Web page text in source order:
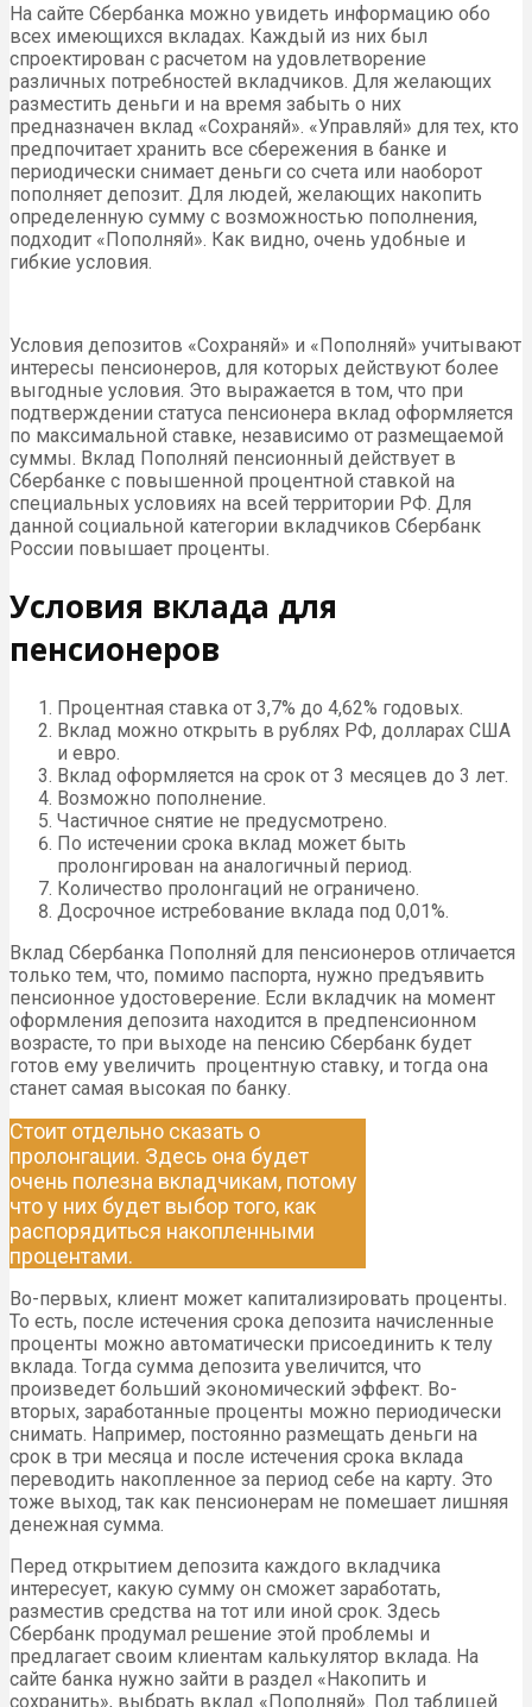
На сайте Сбербанка можно увидеть информацию обо
всех имеющихся вкладах. Каждый из них был
спроектирован с расчетом на удовлетворение
различных потребностей вкладчиков. Для желающих
разместить деньги и на время забыть о них
предназначен вклад «Сохраняй». «Управляй» для тех, кто
предпочитает хранить все сбережения в банке и
периодически снимает деньги со счета или наоборот
пополняет депозит. Для людей, желающих накопить
определенную сумму с возможностью пополнения,
подходит «Пополняй». Как видно, очень удобные и
гибкие условия.
Условия депозитов «Сохраняй» и «Пополняй» учитывают
интересы пенсионеров, для которых действуют более
выгодные условия. Это выражается в том, что при
подтверждении статуса пенсионера вклад оформляется
по максимальной ставке, независимо от размещаемой
суммы. Вклад Пополняй пенсионный действует в
Сбербанке с повышенной процентной ставкой на
специальных условиях на всей территории РФ. Для
данной социальной категории вкладчиков Сбербанк
России повышает проценты.
Условия вклада для
пенсионеров
Процентная ставка от 3,7% до 4,62% годовых.
Вклад можно открыть в рублях РФ, долларах США
и евро.
Вклад оформляется на срок от 3 месяцев до 3 лет.
Возможно пополнение.
Частичное снятие не предусмотрено.
По истечении срока вклад может быть
пролонгирован на аналогичный период.
Количество пролонгаций не ограничено.
Досрочное истребование вклада под 0,01%.
Вклад Сбербанка Пополняй для пенсионеров отличается
только тем, что, помимо паспорта, нужно предъявить
пенсионное удостоверение. Если вкладчик на момент
оформления депозита находится в предпенсионном
возрасте, то при выходе на пенсию Сбербанк будет
готов ему увеличить процентную ставку, и тогда она
станет самая высокая по банку.
Стоит отдельно сказать о
пролонгации. Здесь она будет
очень полезна вкладчикам, потому
что у них будет выбор того, как
распорядиться накопленными
процентами.
Во-первых, клиент может капитализировать проценты.
То есть, после истечения срока депозита начисленные
проценты можно автоматически присоединить к телу
вклада. Тогда сумма депозита увеличится, что
произведет больший экономический эффект. Во-
вторых, заработанные проценты можно периодически
снимать. Например, постоянно размещать деньги на
срок в три месяца и после истечения срока вклада
переводить накопленное за период себе на карту. Это
тоже выход, так как пенсионерам не помешает лишняя
денежная сумма.
Перед открытием депозита каждого вкладчика
интересует, какую сумму он сможет заработать,
разместив средства на тот или иной срок. Здесь
Сбербанк продумал решение этой проблемы и
предлагает своим клиентам калькулятор вклада. На
сайте банка нужно зайти в раздел «Накопить и
сохранить», выбрать вклад «Пополняй». Под таблицей